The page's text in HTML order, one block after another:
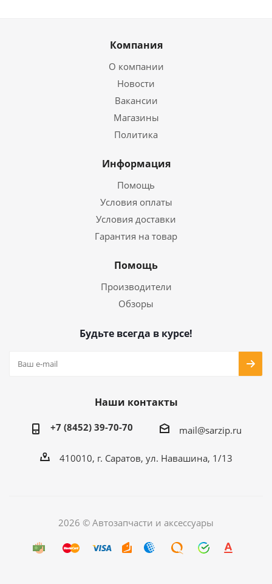
Компания
О компании
Новости
Вакансии
Магазины
Политика
Информация
Помощь
Условия оплаты
Условия доставки
Гарантия на товар
Помощь
Производители
Обзоры
Будьте всегда в курсе!
Наши контакты
+7 (8452) 39-70-70 mail@sarzip.ru
410010, г. Саратов, ул. Навашина, 1/13
2026 © Автозапчасти и аксессуары